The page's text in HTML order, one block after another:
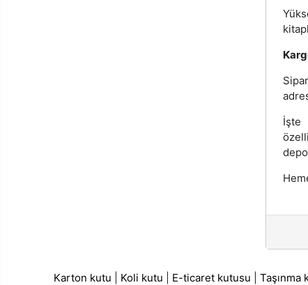
İşte
Karton kutu Koli kutu E-ticaret kutusu |Taşınma